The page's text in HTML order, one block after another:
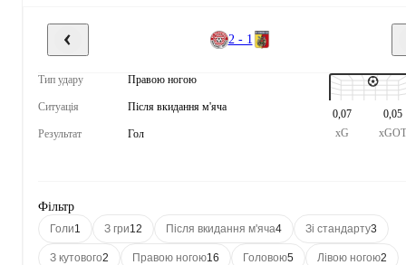
2 - 1
Тип удару Правою ногою
Ситуація Після вкидання м'яча
Результат Гол
0,07
xG
0,05
xGOT
Фільтр
Голи1 З гри12 Після вкидання м'яча4 Зі стандарту3
З кутового2 Правою ногою16 Головою5 Лівою ногою2